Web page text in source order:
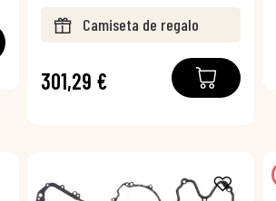
Camiseta de regalo
301,29 €